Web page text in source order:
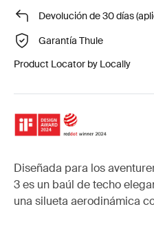
Devolución de 30 días
Garantía Thule
Product Locator by Locally
Diseñada para los
3 es un baúl de techo
una silueta aerodinámica